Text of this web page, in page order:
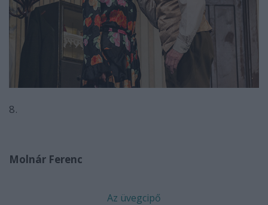
8.
Molnár Ferenc
Az üvegcipő